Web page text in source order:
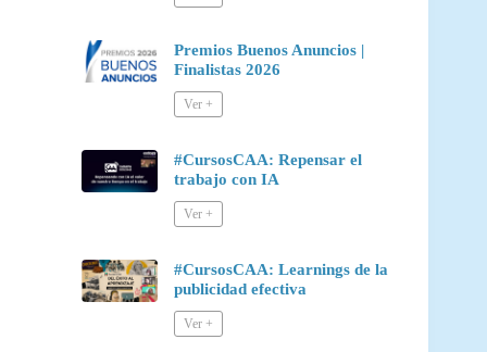
Premios Buenos Anuncios |
Finalistas 2026
#CursosCAA: Repensar el
trabajo con IA
#CursosCAA: Learnings de la
publicidad efectiva